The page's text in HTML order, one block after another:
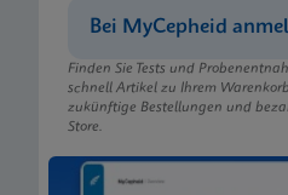
Bei MyCepheid
Finden Sie Tests und
schnell Artikel zu Ihrem
zukünftige Bestellungen und
Store.